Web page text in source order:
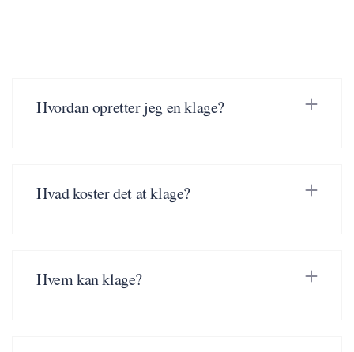
Hvordan opretter jeg en klage?
Hvad koster det at klage?
Hvem kan klage?